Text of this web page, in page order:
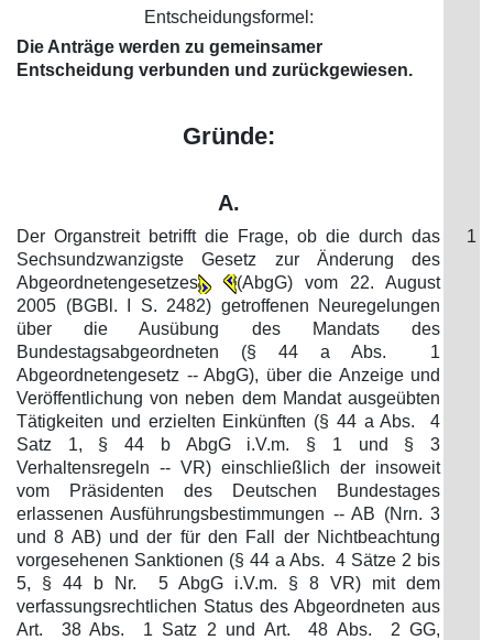
Entscheidungsformel:
Die Anträge werden zu gemeinsamer
Entscheidung verbunden und zurückgewiesen.
Gründe:
A.
Der Organstreit betrifft die Frage, ob die durch das
Sechsundzwanzigste Gesetz zur Änderung des
Abgeordnetengesetzes
(AbgG) vom 22. August
2005 (BGBl. I S. 2482) getroffenen Neuregelungen
über die Ausübung des Mandats des
Bundestagsabgeordneten (§ 44 a Abs. 1
Abgeordnetengesetz -- AbgG), über die Anzeige und
Veröffentlichung von neben dem Mandat ausgeübten
Tätigkeiten und erzielten Einkünften (§ 44 a Abs. 4
Satz 1, § 44 b AbgG i.V.m. § 1 und § 3
Verhaltensregeln -- VR) einschließlich der insoweit
vom Präsidenten des Deutschen Bundestages
erlassenen Ausführungsbestimmungen -- AB (Nrn. 3
und 8 AB) und der für den Fall der Nichtbeachtung
vorgesehenen Sanktionen (§ 44 a Abs. 4 Sätze 2 bis
5, § 44 b Nr. 5 AbgG i.V.m. § 8 VR) mit dem
verfassungsrechtlichen Status des Abgeordneten aus
Art. 38 Abs. 1 Satz 2 und Art. 48 Abs. 2 GG,
1